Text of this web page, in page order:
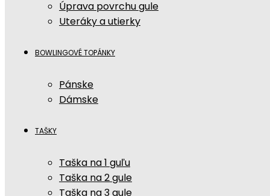
Úprava povrchu gule
Uteráky a utierky
BOWLINGOVÉ TOPÁNKY
Pánske
Dámske
TAŠKY
Taška na 1 guľu
Taška na 2 gule
Taška na 3 gule